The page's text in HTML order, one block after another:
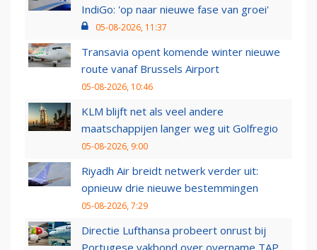
IndiGo: 'op naar nieuwe fase van groei'
05-08-2026, 11:37
Transavia opent komende winter nieuwe
route vanaf Brussels Airport
05-08-2026, 10:46
KLM blijft net als veel andere
maatschappijen langer weg uit Golfregio
05-08-2026, 9:00
Riyadh Air breidt netwerk verder uit:
opnieuw drie nieuwe bestemmingen
05-08-2026, 7:29
Directie Lufthansa probeert onrust bij